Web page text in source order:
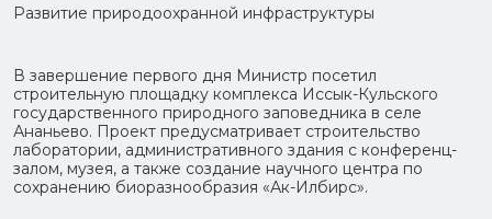
Развитие природоохранной инфраструктуры
В завершение первого дня Министр посетил
строительную площадку комплекса Иссык-Кульского
государственного природного заповедника в селе
Ананьево. Проект предусматривает строительство
лаборатории, административного здания с конференц-
залом, музея, а также создание научного центра по
сохранению биоразнообразия «Ак-Илбирс».